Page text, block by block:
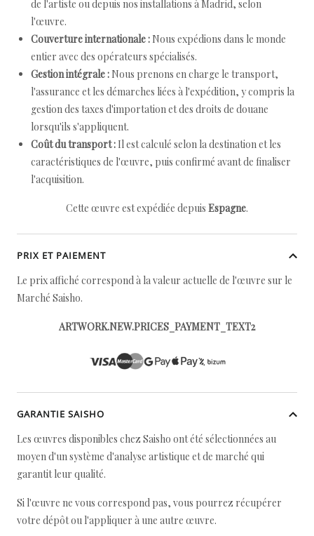
de l'artiste ou depuis nos installations à Madrid, selon
l'œuvre.
Couverture internationale : Nous expédions dans le monde
entier avec des opérateurs spécialisés.
Gestion intégrale : Nous prenons en charge le transport,
l'assurance et les démarches liées à l'expédition, y compris la
gestion des taxes d'importation et des droits de douane
lorsqu'ils s'appliquent.
Coût du transport : Il est calculé selon la destination et les
caractéristiques de l'œuvre, puis confirmé avant de finaliser
l'acquisition.
Cette œuvre est expédiée depuis Espagne.
PRIX ET PAIEMENT
Le prix affiché correspond à la valeur actuelle de l'œuvre sur le
Marché Saisho.
ARTWORK.NEW.PRICES_PAYMENT_TEXT2
GARANTIE SAISHO
Les œuvres disponibles chez Saisho ont été sélectionnées au
moyen d'un système d'analyse artistique et de marché qui
garantit leur qualité.
Si l'œuvre ne vous correspond pas, vous pourrez récupérer
votre dépôt ou l'appliquer à une autre œuvre.